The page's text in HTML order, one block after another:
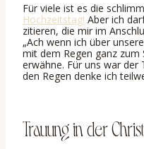
Für viele ist es die
Hochzeitstag! Aber ich
zitieren, die mir im
„Ach wenn ich über
mit dem Regen ganz zum
erwähne. Für uns war
den Regen denke ich
Trauung in der